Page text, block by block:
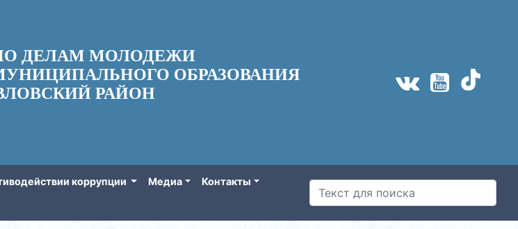
ДЕЛАМ МОЛОДЕЖИ
ОБРАЗОВАНИЯ
РАЙОН
коррупции Медиа
Контакты